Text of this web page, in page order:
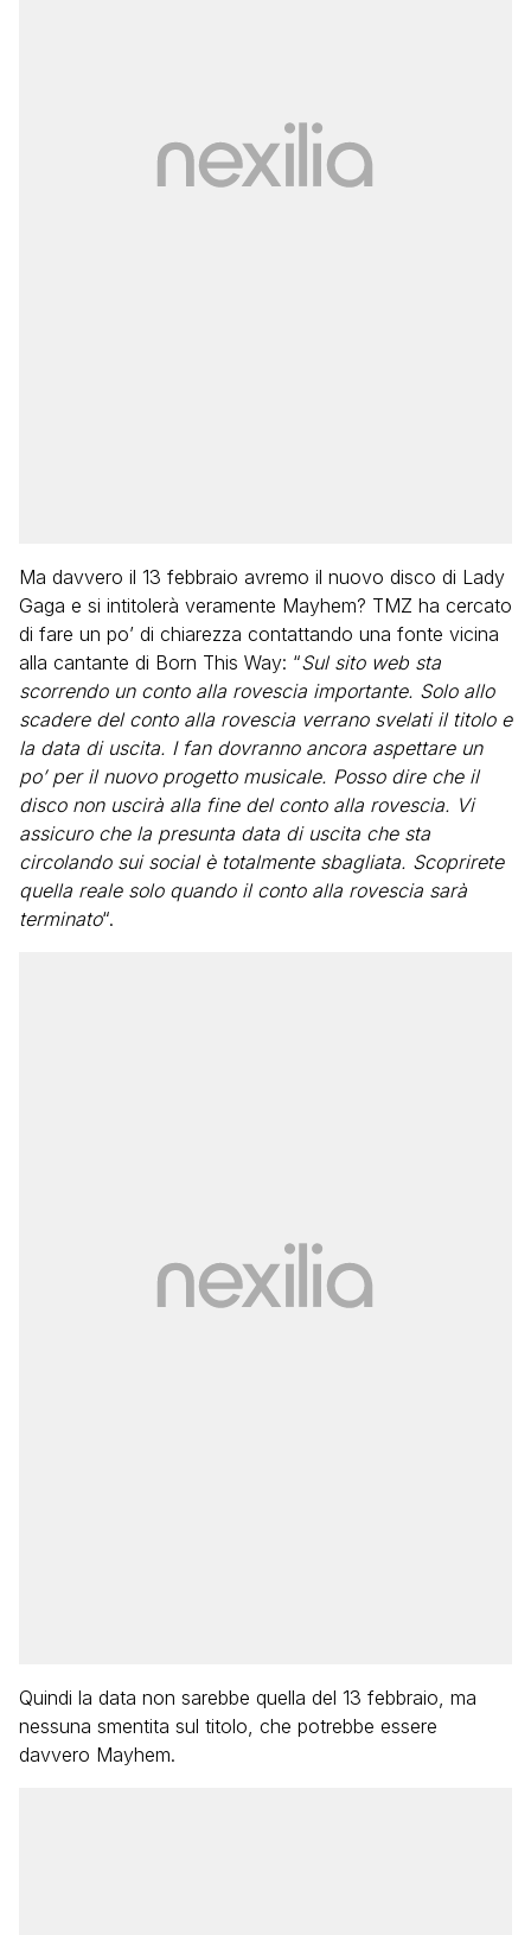
Ma davvero il 13 febbraio avremo il nuovo disco di Lady
Gaga e si intitolerà veramente Mayhem? TMZ ha cercato
di fare un po’ di chiarezza contattando una fonte vicina
alla cantante di Born This Way: “Sul sito web sta
scorrendo un conto alla rovescia importante. Solo allo
scadere del conto alla rovescia verrano svelati il titolo e
la data di uscita. I fan dovranno ancora aspettare un
po’ per il nuovo progetto musicale. Posso dire che il
disco non uscirà alla fine del conto alla rovescia. Vi
assicuro che la presunta data di uscita che sta
circolando sui social è totalmente sbagliata. Scoprirete
quella reale solo quando il conto alla rovescia sarà
terminato“.
Quindi la data non sarebbe quella del 13 febbraio, ma
nessuna smentita sul titolo, che potrebbe essere
davvero Mayhem.